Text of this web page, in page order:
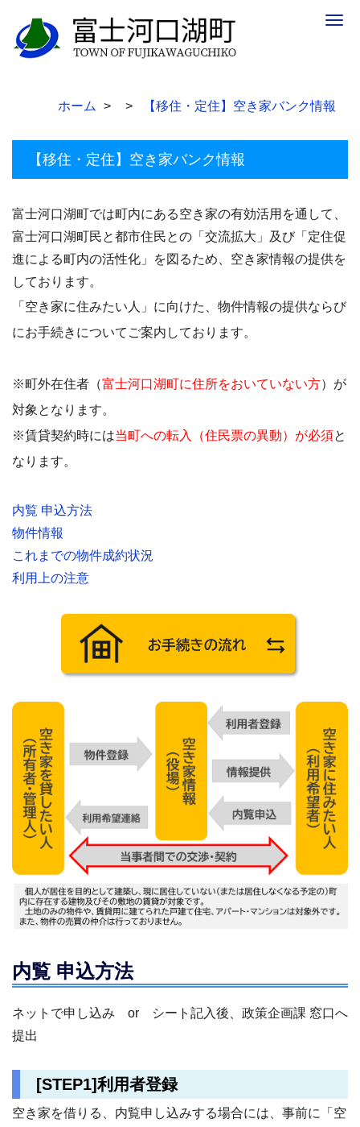
ホーム 【移住・定住】空き家バンク情報
【移住・定住】空き家バンク情報
富士河口湖町では町内にある空き家の有効活用を通して、
富士河口湖町民と都市住民との「交流拡大」及び「定住促
進による町内の活性化」を図るため、空き家情報の提供を
しております。
「空き家に住みたい人」に向けた、物件情報の提供ならび
にお手続きについてご案内しております。
※町外在住者（富士河口湖町に住所をおいていない方）が
対象となります。
※賃貸契約時には当町への転入（住民票の異動）が必須と
なります。
内覧 申込方法
物件情報
これまでの物件成約状況
利用上の注意
内覧 申込方法
ネットで申し込み or シート記入後、政策企画課 窓口へ
提出
[STEP1]利用者登録
空き家を借りる、内覧申し込みする場合には、事前に「空